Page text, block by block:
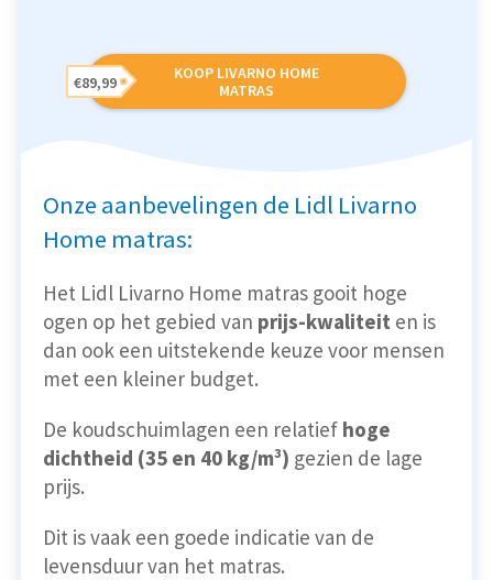
KOOP LIVARNO HOME
MATRAS
€89,99
Onze aanbevelingen de Lidl Livarno
Home matras:
Het Lidl Livarno Home matras gooit hoge
ogen op het gebied van prijs-kwaliteit en is
dan ook een uitstekende keuze voor mensen
met een kleiner budget.
De koudschuimlagen een relatief hoge
dichtheid (35 en 40 kg/m³) gezien de lage
prijs.
Dit is vaak een goede indicatie van de
levensduur van het matras.